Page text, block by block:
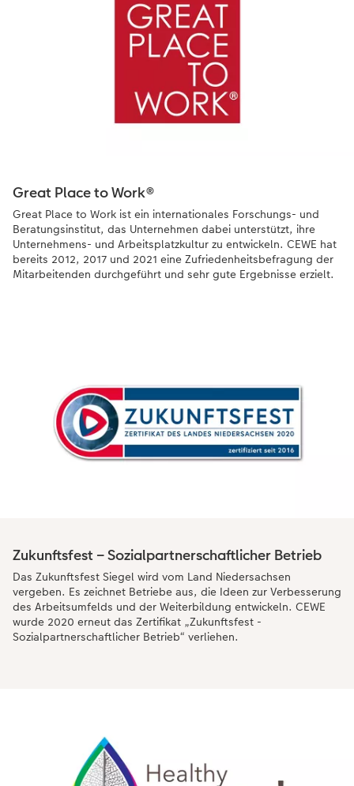
Great Place to Work®
Great Place to Work ist ein internationales Forschungs- und
Beratungsinstitut, das Unternehmen dabei unterstützt, ihre
Unternehmens- und Arbeitsplatzkultur zu entwickeln. CEWE hat
bereits 2012, 2017 und 2021 eine Zufriedenheitsbefragung der
Mitarbeitenden durchgeführt und sehr gute Ergebnisse erzielt.
Zukunftsfest – Sozialpartnerschaftlicher Betrieb
Das Zukunftsfest Siegel wird vom Land Niedersachsen
vergeben. Es zeichnet Betriebe aus, die Ideen zur Verbesserung
des Arbeitsumfelds und der Weiterbildung entwickeln. CEWE
wurde 2020 erneut das Zertifikat „Zukunftsfest -
Sozialpartnerschaftlicher Betrieb“ verliehen.